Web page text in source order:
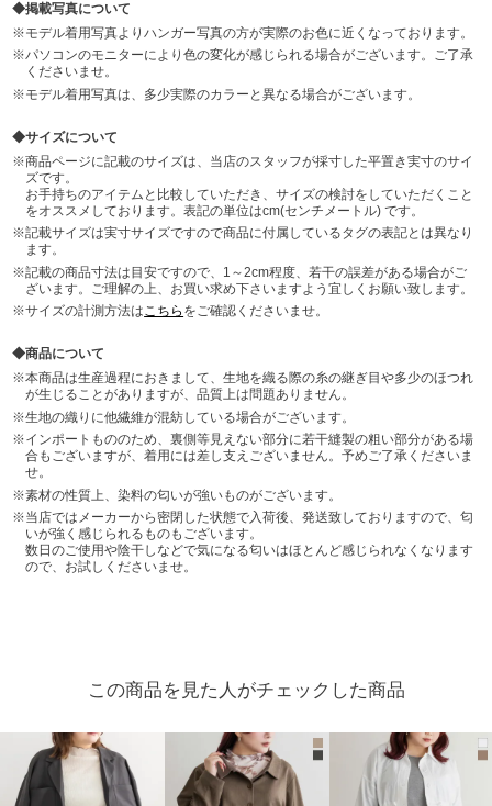
掲載写真について
モデル着用写真よりハンガー写真の方が実際のお色に近くなっております。
パソコンのモニターにより色の変化が感じられる場合がございます。ご了承
くださいませ。
モデル着用写真は、多少実際のカラーと異なる場合がございます。
サイズについて
商品ページに記載のサイズは、当店のスタッフが採寸した平置き実寸のサイ
ズです。
お手持ちのアイテムと比較していただき、サイズの検討をしていただくこと
をオススメしております。表記の単位はcm(センチメートル) です。
記載サイズは実寸サイズですので商品に付属しているタグの表記とは異なり
ます。
記載の商品寸法は目安ですので、1～2cm程度、若干の誤差がある場合がご
ざいます。ご理解の上、お買い求め下さいますよう宜しくお願い致します。
サイズの計測方法はこちら をご確認くださいませ。
商品について
本商品は生産過程におきまして、生地を織る際の糸の継ぎ目や多少のほつれ
が生じることがありますが、品質上は問題ありません。
生地の織りに他繊維が混紡している場合がございます。
インポートもののため、裏側等見えない部分に若干縫製の粗い部分がある場
合もございますが、着用には差し支えございません。予めご了承くださいま
せ。
素材の性質上、染料の匂いが強いものがございます。
当店ではメーカーから密閉した状態で入荷後、発送致しておりますので、匂
いが強く感じられるものもございます。
数日のご使用や陰干しなどで気になる匂いはほとんど感じられなくなります
ので、お試しくださいませ。
この商品を見た人がチェックした商品